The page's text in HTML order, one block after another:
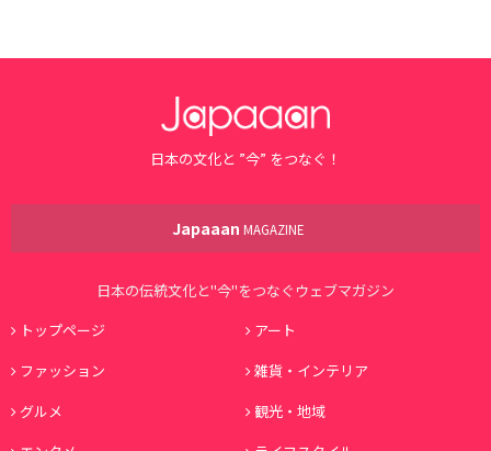
日本の文化と ”今” をつなぐ！
Japaaan MAGAZINE
日本の伝統文化と"今"をつなぐウェブマガジン
トップページ
アート
ファッション
雑貨・インテリア
グルメ
観光・地域